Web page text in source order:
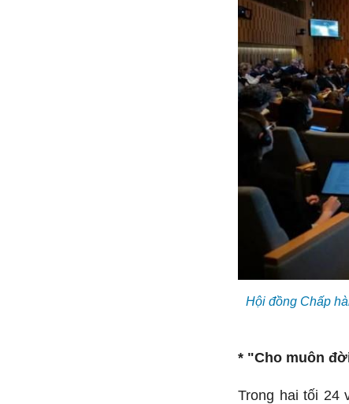
Hội đồng Chấp
* "Cho muôn
Trong hai tối 24